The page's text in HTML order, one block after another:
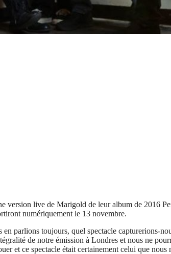
version live de Marigold de leur album de 2016
numériquement le 13 novembre.
parlions toujours, quel spectacle capturerions-
de notre émission à Londres et nous ne
et ce spectacle était certainement celui que